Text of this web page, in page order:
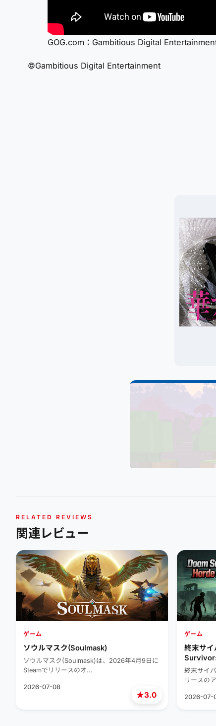
GOG.com：Gambitious Digital
©Gambitious Digital Entertainment
RELATED REVIEWS
関連レビュー
★3.0
ゲーム
ソウルマスク(Soulmask)
ソウルマスク(Soulmask)は、2026年4月9日に
Steamでリリースのオ…
2026-07-08
ゲーム
終末サ
終末サイ
リースの
2026-07-